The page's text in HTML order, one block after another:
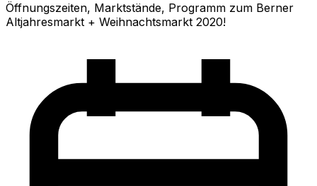
Öffnungszeiten, Marktstände, Programm zum Berner
Altjahresmarkt + Weihnachtsmarkt 2020!